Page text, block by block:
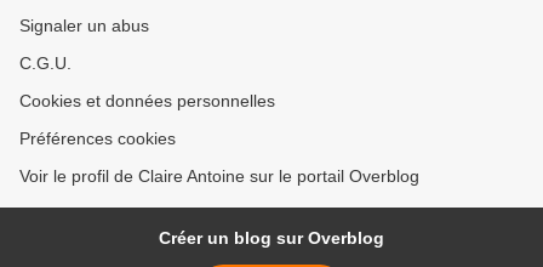
Signaler un abus
C.G.U.
Cookies et données personnelles
Préférences cookies
Voir le profil de Claire Antoine sur le portail Overblog
Créer un blog sur Overblog